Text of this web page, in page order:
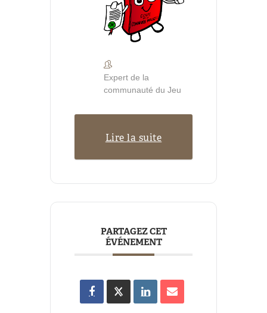
Expert de la
communauté du Jeu
Lire la suite
PARTAGEZ CET
ÉVÉNEMENT